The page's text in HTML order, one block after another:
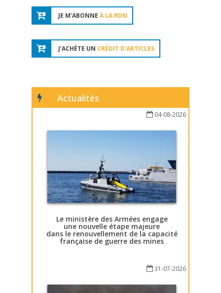
JE M'ABONNE À LA RDN
J'ACHÈTE UN CRÉDIT D'ARTICLES
Actualités
04-08-2026
Le ministère des Armées engage
une nouvelle étape majeure
dans le renouvellement de la capacité
française de guerre des mines
31-07-2026